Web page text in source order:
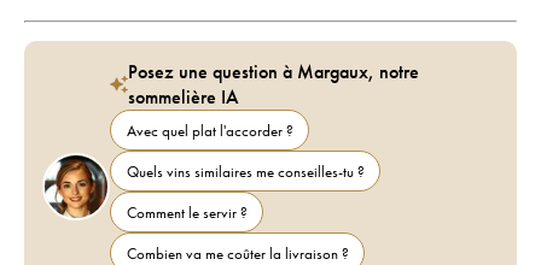
Posez une question à Margaux, notre
sommelière IA
Avec quel plat l'accorder ?
Quels vins similaires me conseilles-tu ?
Comment le servir ?
Combien va me coûter la livraison ?